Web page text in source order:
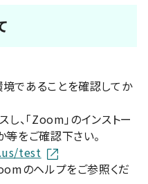
であることを確認してか
、「Zoom」のインストー
等をご確認下さい。
test
のヘルプをご参照くだ